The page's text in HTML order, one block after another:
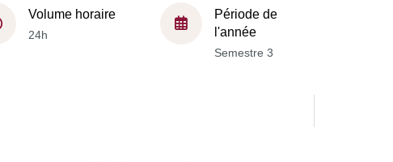
Volume horaire
24h
Période de
l'année
Semestre 3